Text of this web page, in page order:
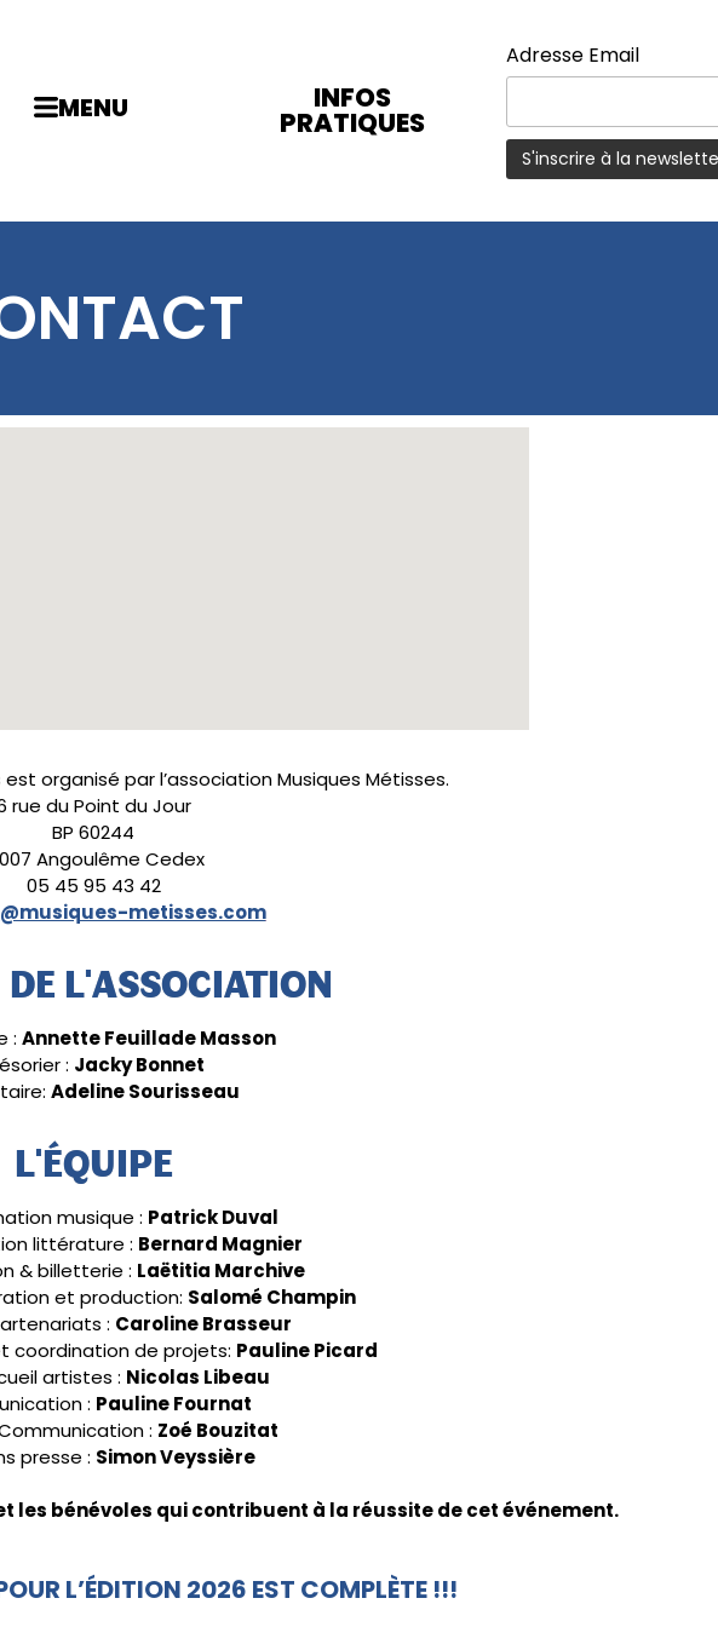
MENU INFOS
PRATIQUES
Adresse Email
organisé par l’association Musiques Métisses.
rue du Point du Jour
BP 60244
Angoulême Cedex
05 45 95 43 42
metisses.com
L'ASSOCIATION
: Annette Feuillade Masson
: Jacky Bonnet
Adeline Sourisseau
L'ÉQUIPE
musique : Patrick Duval
littérature : Bernard Magnier
& billetterie : Laëtitia Marchive
et production: Salomé Champin
: Caroline Brasseur
coordination de projets: Pauline Picard
artistes : Nicolas Libeau
: Pauline Fournat
: Zoé Bouzitat
presse : Simon Veyssière
les bénévoles qui contribuent à la réussite de cet événement.
L’ÉDITION 2026 EST COMPLÈTE !!!